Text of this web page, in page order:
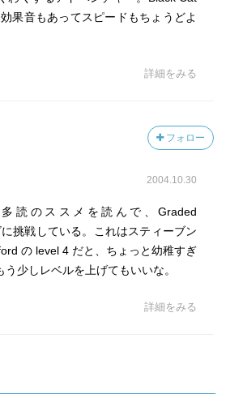
果音もあってスピードもちょうどよ
詳細をみる
フォロー
2004.10.30
読のススメを読んで、Graded
挑戦している。これはスティーブン
の level 4 だと、ちょっと幼稚すぎ
少しレベルを上げてもいいな。
詳細をみる